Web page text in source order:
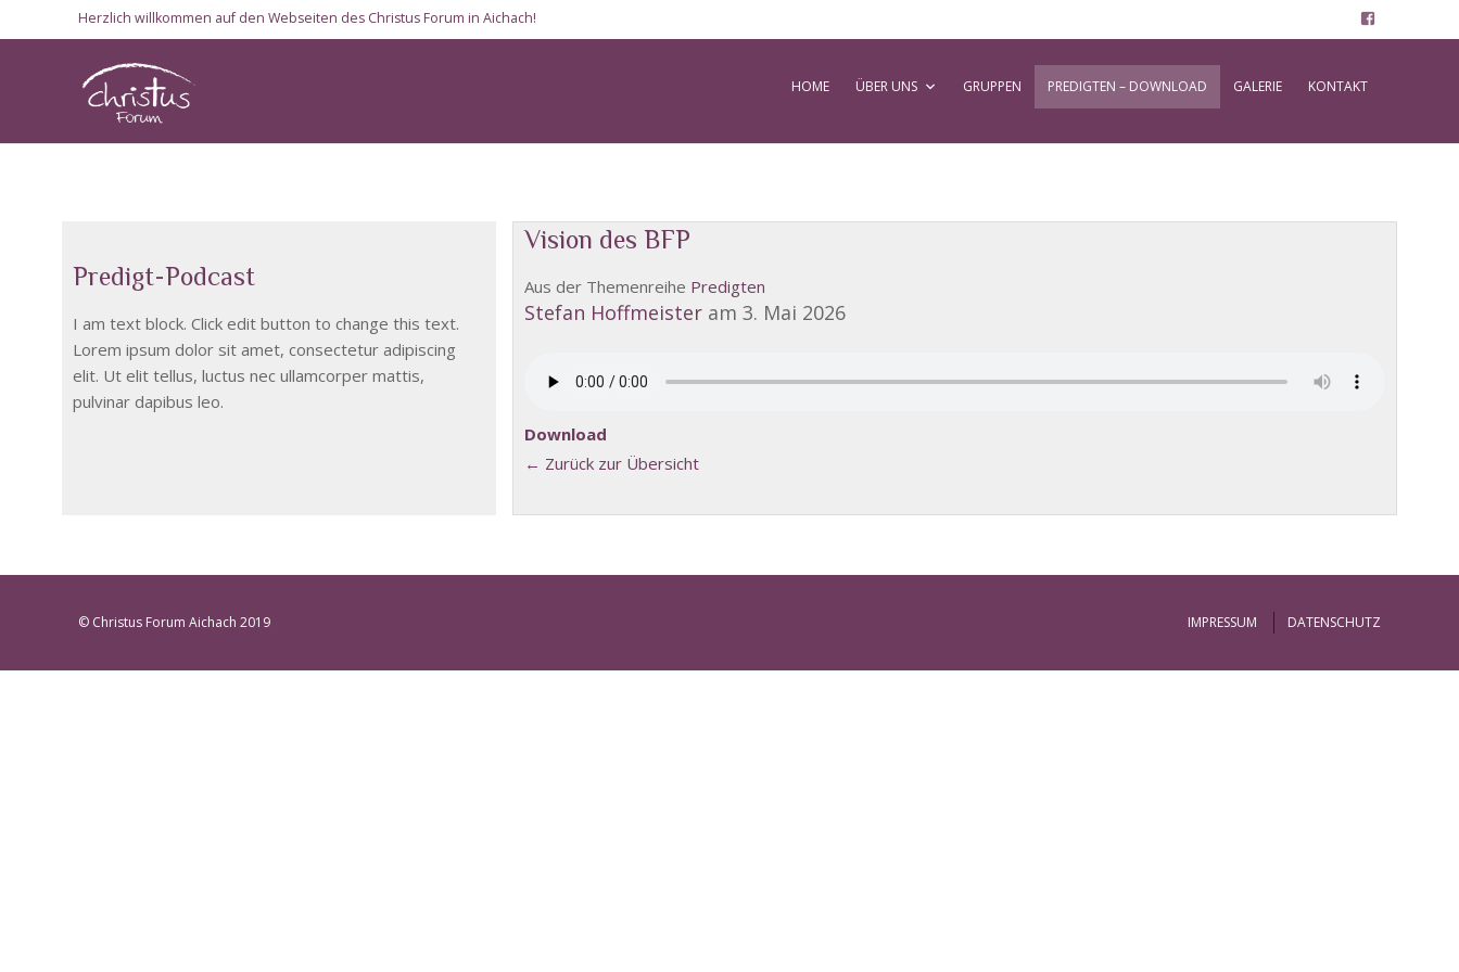
Herzlich willkommen auf den Webseiten des Christus Forum in Aichach!
Skip to content
HOME ÜBER UNS GRUPPEN PREDIGTEN – DOWNLOAD GALERIE KONTAKT
Predigt-Podcast
I am text block. Click edit button to change this text.
Lorem ipsum dolor sit amet, consectetur adipiscing
elit. Ut elit tellus, luctus nec ullamcorper mattis,
pulvinar dapibus leo.
Vision des BFP
Aus der Themenreihe Predigten
Stefan Hoffmeister am 3. Mai 2026
Download
← Zurück zur Übersicht
IMPRESSUM DATENSCHUTZ
© Christus Forum Aichach 2019